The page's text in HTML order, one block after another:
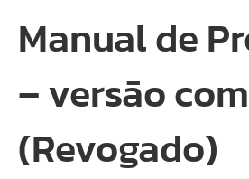
Manual de
– versão
(Revogado)